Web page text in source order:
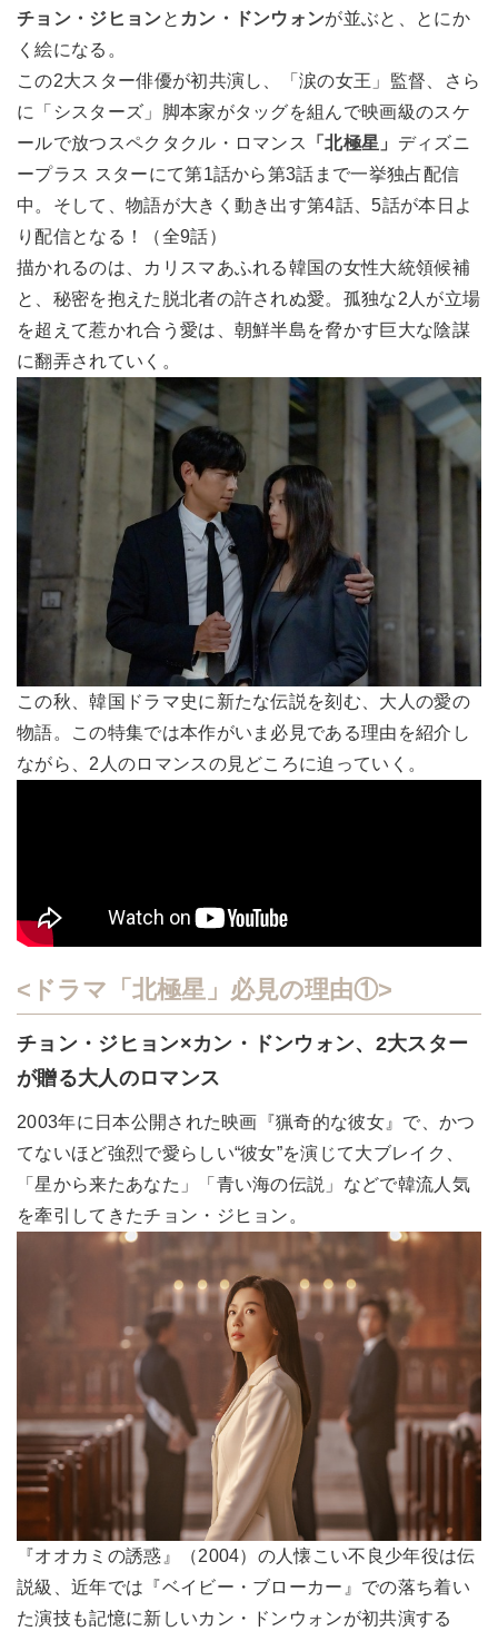
チョン・ジヒョンと カン・ドンウォンが並ぶと、とにか
く絵になる。
この2大スター俳優が初共演し、「涙の女王」監督、さら
に「シスターズ」脚本家がタッグを組んで映画級のスケ
ールで放つスペクタクル・ロマンス
「北極星」 ディズニ
ープラス スターにて第1話から第3話まで一挙独占配信
中。そして、物語が大きく動き出す第4話、5話が本日よ
り配信となる！（全9話）
描かれるのは、カリスマあふれる韓国の女性大統領候補
と、秘密を抱えた脱北者の許されぬ愛。孤独な2人が立場
を超えて惹かれ合う愛は、朝鮮半島を脅かす巨大な陰謀
に翻弄されていく。
この秋、韓国ドラマ史に新たな伝説を刻む、大人の愛の
物語。この特集では本作がいま必見である理由を紹介し
ながら、2人のロマンスの見どころに迫っていく。
<ドラマ「北極星」必見の理由①>
チョン・ジヒョン×カン・ドンウォン、2大スター
が贈る大人のロマンス
2003年に日本公開された映画『猟奇的な彼女』で、かつ
てないほど強烈で愛らしい“彼女”を演じて大ブレイク、
「星から来たあなた」「青い海の伝説」などで韓流人気
を牽引してきたチョン・ジヒョン。
『オオカミの誘惑』（2004）の人懐こい不良少年役は伝
説級、近年では『ベイビー・ブローカー』での落ち着い
た演技も記憶に新しいカン・ドンウォンが初共演する